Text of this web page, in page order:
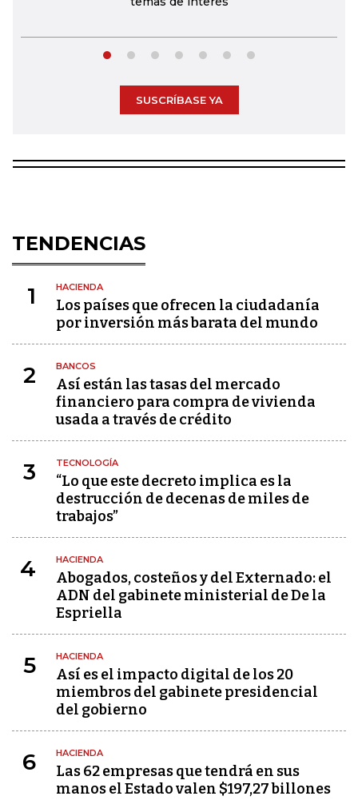
SUSCRÍBASE YA
TENDENCIAS
1 HACIENDA
Los países que ofrecen la ciudadanía
por inversión más barata del mundo
2 BANCOS
Así están las tasas del mercado
financiero para compra de vivienda
usada a través de crédito
3 TECNOLOGÍA
“Lo que este decreto implica es la
destrucción de decenas de miles de
trabajos”
4 HACIENDA
Abogados, costeños y del Externado: el
ADN del gabinete ministerial de De la
Espriella
5 HACIENDA
Así es el impacto digital de los 20
miembros del gabinete presidencial
del gobierno
6 HACIENDA
Las 62 empresas que tendrá en sus
manos el Estado valen $197,27 billones